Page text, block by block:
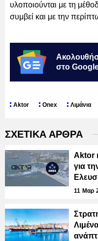
υλοποιούνται με τη
συμβεί και με την
στο
Aktor Onex Λιμάνια
ΣΧΕΤΙΚΑ ΑΡΘΡΑ
Aktor
για
11 Μαρ